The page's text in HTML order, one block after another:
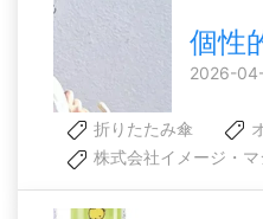
個性
2026-
折りたたみ傘
株式会社イメージ・マ